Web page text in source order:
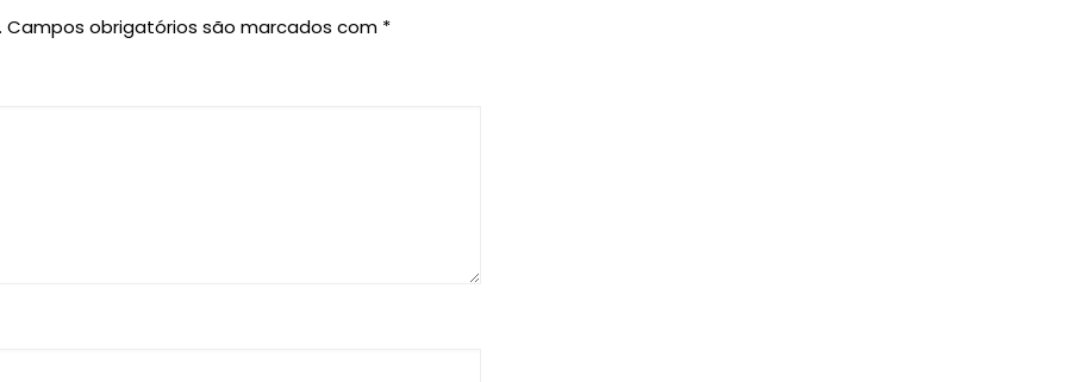
Campos obrigatórios são marcados com *